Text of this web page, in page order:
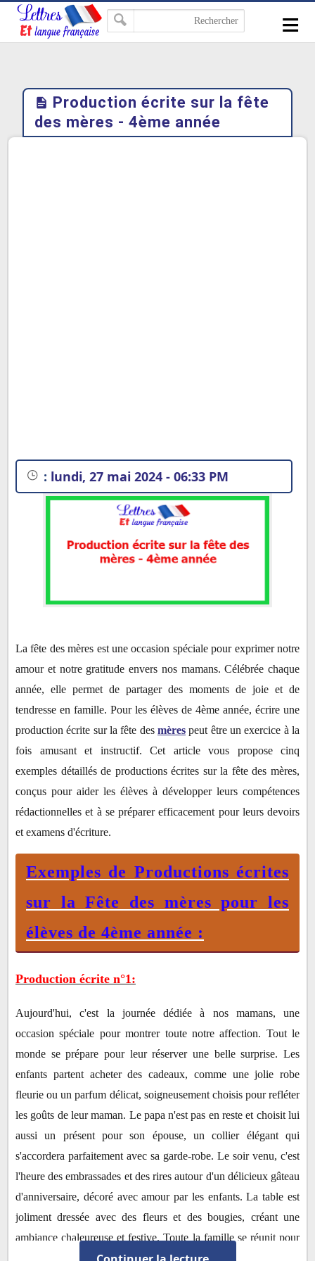
≡
Production écrite sur la fête
des mères - 4ème année
: lundi, 27 mai 2024 - 06:33 PM
Production écrite n°1:
Production écrite n°2 :
Production écrite n°3 :
Production écrite n°4 :
Production écrite n°5 :
La fête des mères est une occasion spéciale pour exprimer notre
amour et notre gratitude envers nos mamans. Célébrée chaque
année, elle permet de partager des moments de joie et de
tendresse en famille. Pour les élèves de 4ème année, écrire une
production écrite sur la fête des mères peut être un exercice à la
fois amusant et instructif. Cet article vous propose cinq
exemples détaillés de productions écrites sur la fête des mères,
conçus pour aider les élèves à développer leurs compétences
rédactionnelles et à se préparer efficacement pour leurs devoirs
et examens d'écriture.
Exemples de Productions écrites
sur la Fête des mères pour les
élèves de 4ème année :
Production écrite n°1:
Aujourd'hui, c'est la journée dédiée à nos mamans, une
occasion spéciale pour montrer toute notre affection. Tout le
monde se prépare pour leur réserver une belle surprise. Les
enfants partent acheter des cadeaux, comme une jolie robe
fleurie ou un parfum délicat, soigneusement choisis pour refléter
les goûts de leur maman. Le papa n'est pas en reste et choisit lui
aussi un présent pour son épouse, un collier élégant qui
s'accordera parfaitement avec sa garde-robe. Le soir venu, c'est
l'heure des embrassades et des rires autour d'un délicieux gâteau
d'anniversaire, décoré avec amour par les enfants. La table est
joliment dressée avec des fleurs et des bougies, créant une
ambiance chaleureuse et festive. Toute la famille se réunit pour
célébrer cette journée unique, remplie de joie et de tendresse.